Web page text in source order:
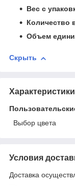
Вес с
Количество
Объем
Скрыть
Характеристики
Выбор цвета
Условия
Доставка